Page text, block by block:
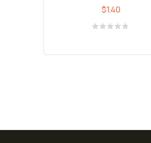
$1.40